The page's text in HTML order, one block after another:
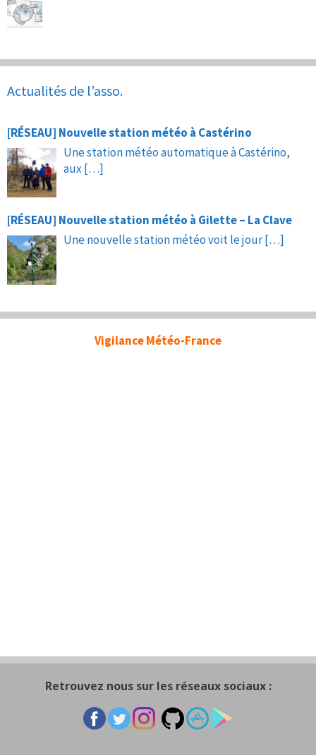
Actualités de l’asso.
[RÉSEAU] Nouvelle station météo à Castérino
Une station météo automatique à Castérino,
aux […]
[RÉSEAU] Nouvelle station météo à Gilette – La Clave
Une nouvelle station météo voit le jour[…]
Vigilance Météo-France
Retrouvez nous sur les réseaux sociaux :